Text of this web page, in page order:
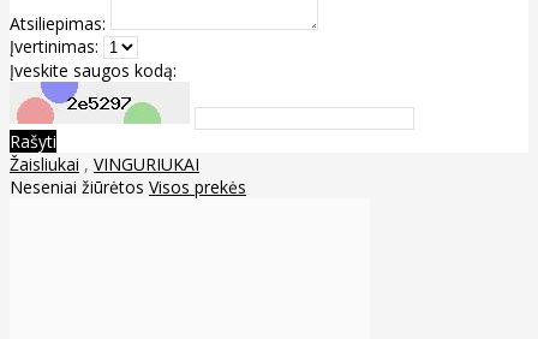
Atsiliepimas:
Įvertinimas:
Įveskite saugos kodą:
Rašyti
Žaisliukai , VINGURIUKAI
Neseniai žiūrėtos Visos prekės